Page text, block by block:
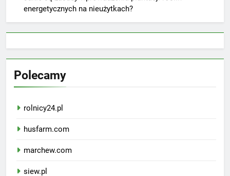
energetycznych na nieużytkach?
Polecamy
rolnicy24.pl
husfarm.com
marchew.com
siew.pl